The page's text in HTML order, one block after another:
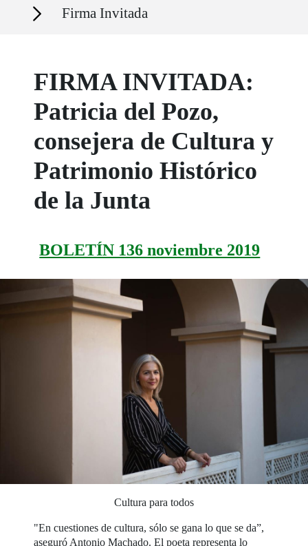
Secciones Firma Invitada
FIRMA INVITADA:
Patricia del Pozo,
consejera de Cultura y
Patrimonio Histórico
de la Junta
BOLETÍN 136 noviembre 2019
Cultura para todos
"En cuestiones de cultura, sólo se gana lo que se da”,
aseguró Antonio Machado. El poeta representa lo